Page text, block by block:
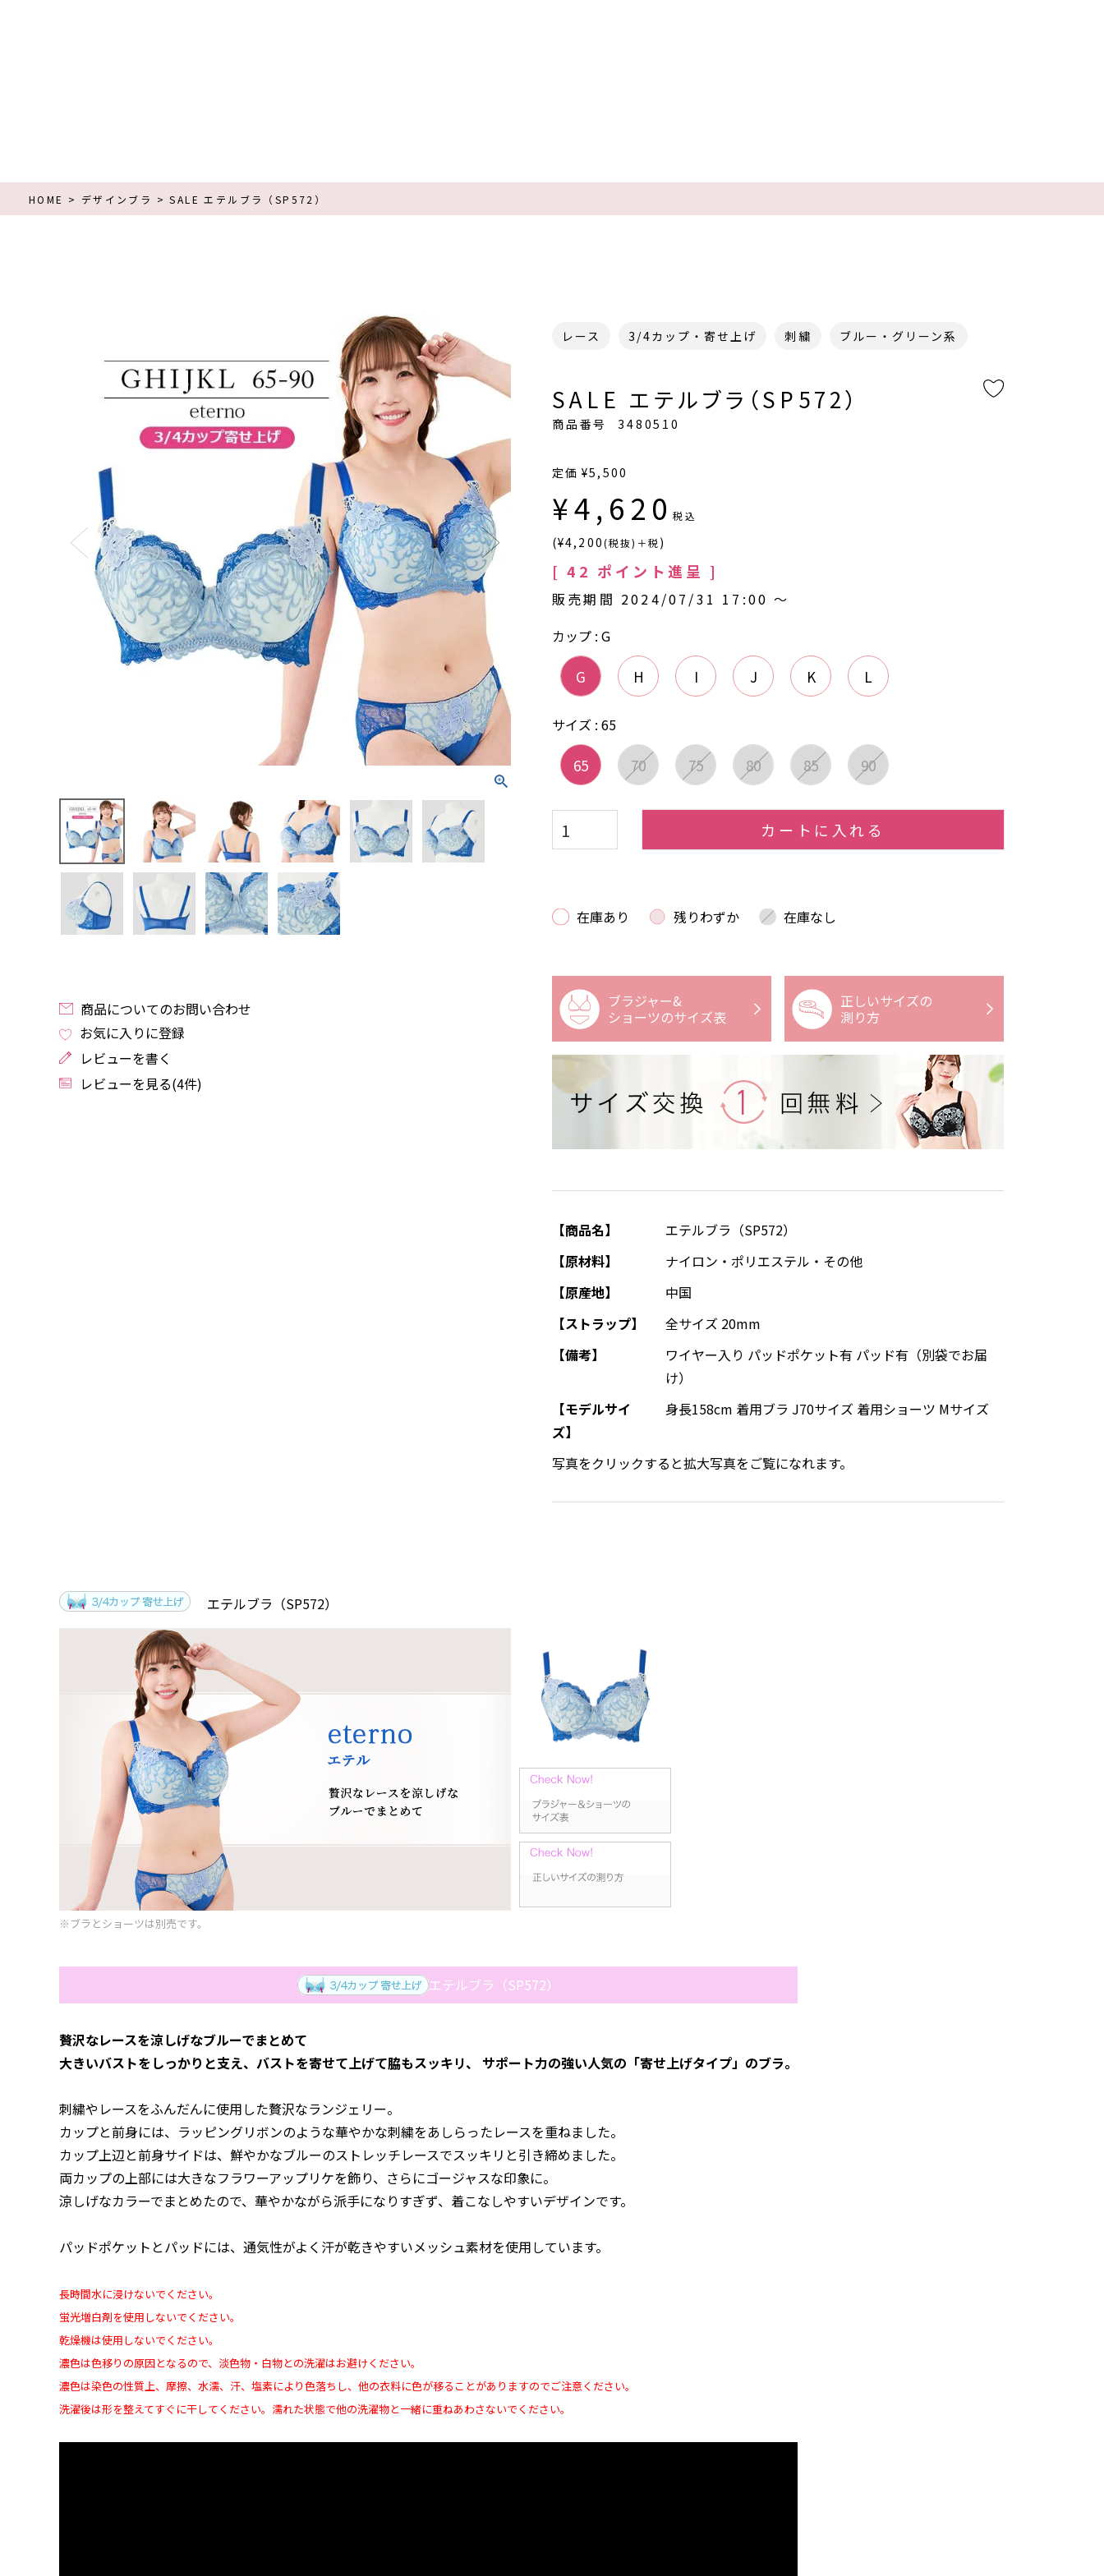
HOME デザインブラ SALE エテルブラ（SP572）
商品についてのお問い合わせ
お気に入りに登録
レビューを書く
レビューを見る(4件)
レース 3/4カップ・寄せ上げ 刺繍 ブルー・グリーン系
SALE エテルブラ（SP572）
商品番号 3480510
定価 ¥5,500
¥4,620 税込
(¥4,200(税抜)＋税)
[ 42 ポイント進呈 ]
販売期間 2024/07/31 17:00〜
サイズ 65
65 70 75 80 85 90
カップ G
G H I J K L
カートに入れる
在庫あり 残りわずか 在庫なし
ブラジャー&
ショーツのサイズ表
正しいサイズの
測り方
【商品名】
エテルブラ（SP572）
【原材料】
ナイロン・ポリエステル・その他
【原産地】
中国
【ストラップ】
全サイズ 20mm
【備考】
ワイヤー入り パッドポケット有 パッド有（別袋でお届
け）
【モデルサイ
ズ】
身長158cm 着用ブラ J70サイズ 着用ショーツ Mサイズ
写真をクリックすると拡大写真をご覧になれます。
エテルブラ（SP572）
※ブラとショーツは別売です。
エテルブラ（SP572）
贅沢なレースを涼しげなブルーでまとめて
大きいバストをしっかりと支え、バストを寄せて上げて脇もスッキリ、 サポート力の強い人気の「寄せ上げタイプ」のブラ。
刺繍やレースをふんだんに使用した贅沢なランジェリー。
カップと前身には、ラッピングリボンのような華やかな刺繍をあしらったレースを重ねました。
カップ上辺と前身サイドは、鮮やかなブルーのストレッチレースでスッキリと引き締めました。
両カップの上部には大きなフラワーアップリケを飾り、さらにゴージャスな印象に。
涼しげなカラーでまとめたので、華やかながら派手になりすぎず、着こなしやすいデザインです。
パッドポケットとパッドには、通気性がよく汗が乾きやすいメッシュ素材を使用しています。
長時間水に浸けないでください。
蛍光増白剤を使用しないでください。
乾燥機は使用しないでください。
濃色は色移りの原因となるので、淡色物・白物との洗濯はお避けください。
濃色は染色の性質上、摩擦、水濡、汗、塩素により色落ちし、他の衣料に色が移ることがありますのでご注意ください。
洗濯後は形を整えてすぐに干してください。濡れた状態で他の洗濯物と一緒に重ねあわさないでください。